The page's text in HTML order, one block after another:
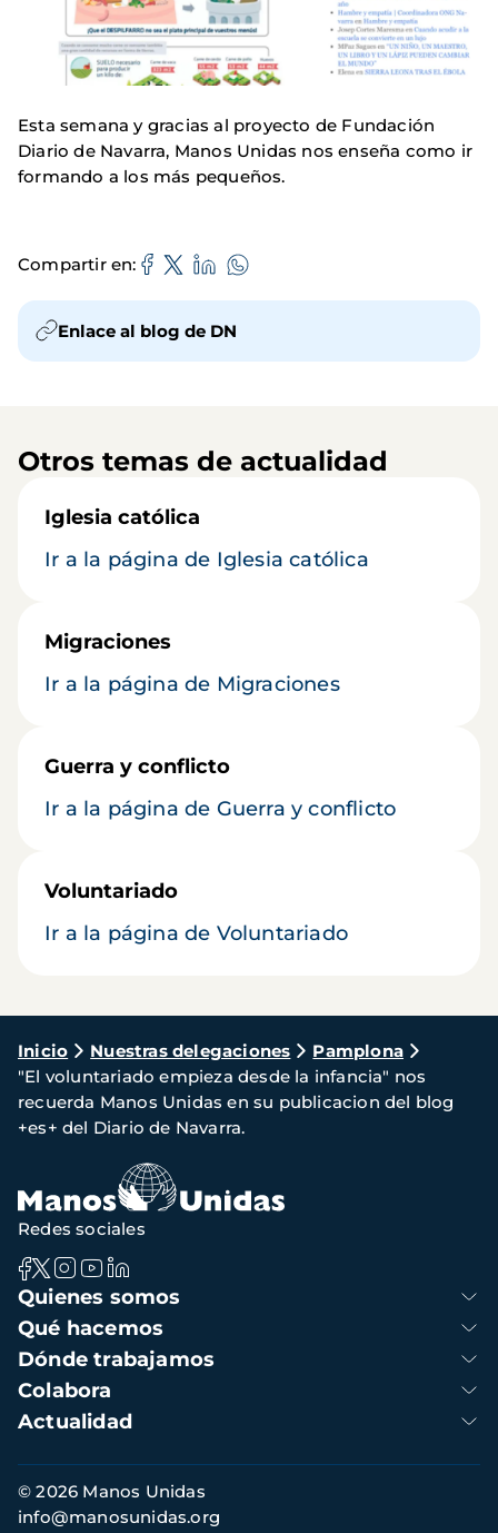
Esta semana y gracias al proyecto de Fundación
Diario de Navarra, Manos Unidas nos enseña como ir
formando a los más pequeños.
Compartir en
Enlace al blog de DN
Otros temas de actualidad
Iglesia católica
Ir a la página de Iglesia católica
Migraciones
Ir a la página de Migraciones
Guerra y conflicto
Ir a la página de Guerra y conflicto
Voluntariado
Ir a la página de Voluntariado
Ruta
de
navegación
Inicio Nuestras delegaciones
Pamplona
"El voluntariado empieza desde la infancia" nos
recuerda Manos Unidas en su publicacion del blog
+es+ del Diario de Navarra.
Navegación
principal
Quienes somos
Qué hacemos
Dónde trabajamos
Colabora
Actualidad
Redes sociales
Información
de
© 2026 Manos Unidas
info@manosunidas.org